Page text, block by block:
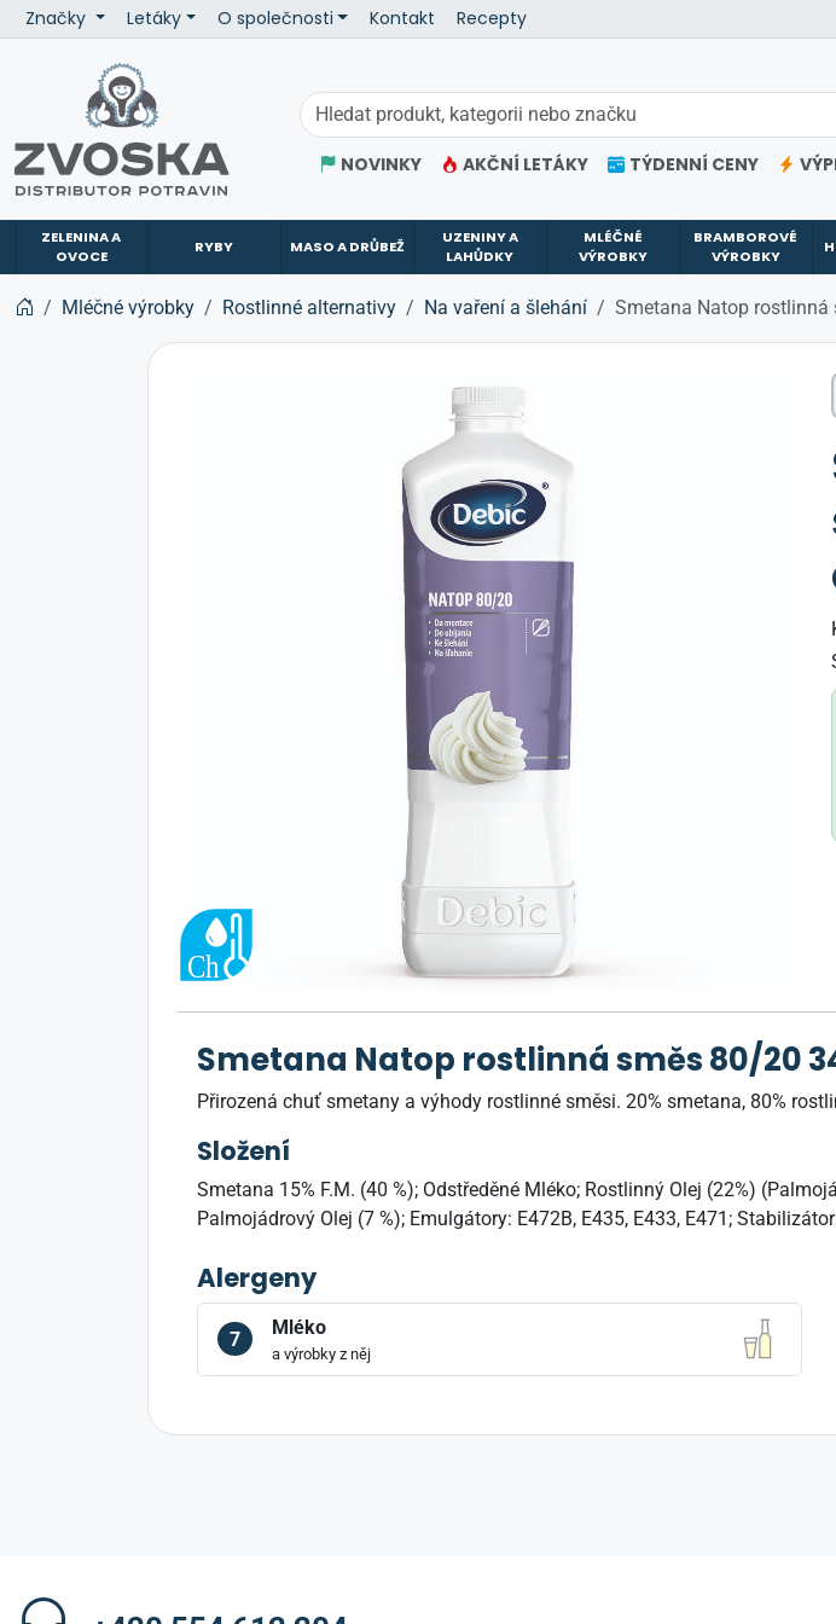
Značky Letáky O společnosti Kontakt Recepty
NOVINKY AKČNÍ LETÁKY TÝDENNÍ CENY
ZELENINA A
OVOCE
RYBY MASO A DRŮBEŽ
UZENINY A
LAHŮDKY
MLÉČNÉ
VÝROBKY
BRAMBOROVÉ
VÝROBKY
Mléčné výrobky Rostlinné alternativy Na vaření a šlehání Smetana Natop rostlinná
Smetana Natop rostlinná směs 80/20
Přirozená chuť smetany a výhody rostlinné směsi. 20% smetana, 80%
Složení
Smetana 15% F.M. (40 %); Odstředěné Mléko; Rostlinný Olej (22%)
Palmojádrový Olej (7 %); Emulgátory: E472B, E435, E433, E471;
Alergeny
7
Mléko
a výrobky z něj